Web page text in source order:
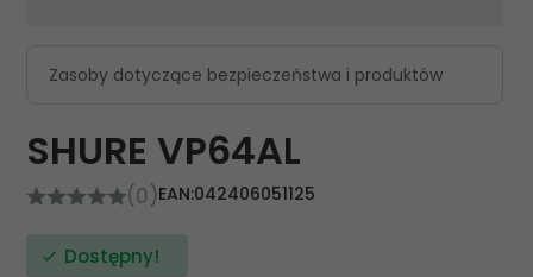
Zasoby dotyczące bezpieczeństwa i produktów
SHURE VP64AL
(0)EAN:042406051125
Dostępny!